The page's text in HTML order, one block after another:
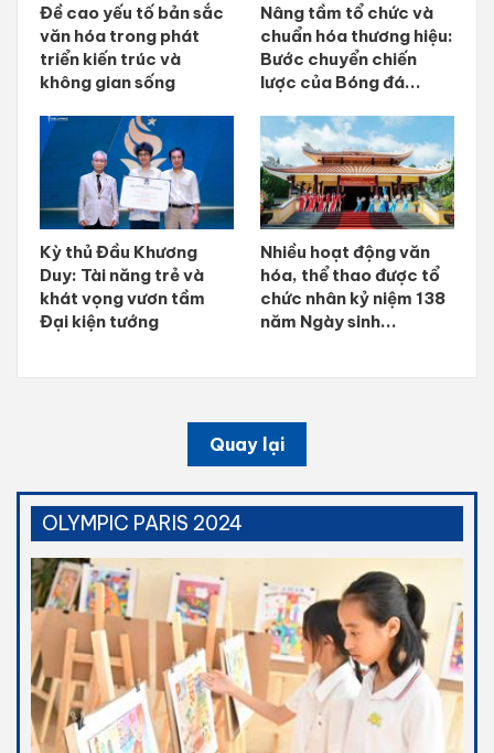
Đề cao yếu tố bản sắc
văn hóa trong phát
triển kiến trúc và
không gian sống
Nâng tầm tổ chức và
chuẩn hóa thương hiệu:
Bước chuyển chiến
lược của Bóng đá...
Kỳ thủ Đầu Khương
Duy: Tài năng trẻ và
khát vọng vươn tầm
Đại kiện tướng
Nhiều hoạt động văn
hóa, thể thao được tổ
chức nhân kỷ niệm 138
năm Ngày sinh...
Quay lại
OLYMPIC PARIS 2024